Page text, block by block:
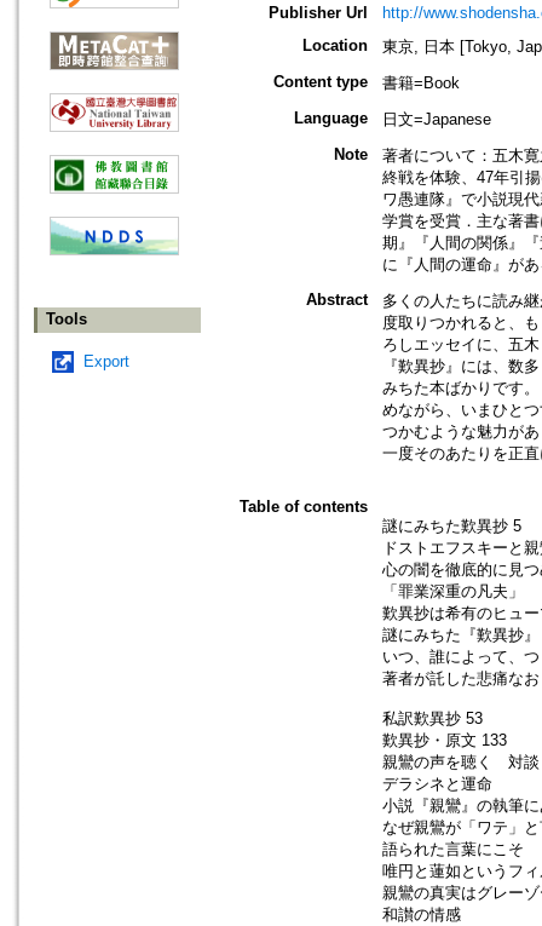
Tools
Export
Publisher Url
http://
Location
東京, 日本 [Tokyo,
Content type
書籍=Book
Language
日文=Japanese
Note
著者について：五木
終戦を体験、47年引
ワ愚連隊』で小説現
学賞を受賞．主な著
期』『人間の関係』
に『人間の運命』が
Abstract
多くの人たちに読み
度取りつかれると、
ろしエッセイに、五
『歎異抄』には、数
みちた本ばかりです
めながら、いまひと
つかむような魅力が
一度そのあたりを正
Table of contents
謎にみちた歎異抄 5
ドストエフスキーと
心の闇を徹底的に見
「罪業深重の凡夫」
歎異抄は希有のヒュ
謎にみちた『歎異抄』
いつ、誰によって、
著者が託した悲痛な
私訳歎異抄 53
歎異抄・原文 133
親鸞の声を聴く 対
デラシネと運命
小説『親鸞』の執筆
なぜ親鸞が「ワテ」
語られた言葉にこそ
唯円と蓮如というフ
親鸞の真実はグレー
和讃の情感